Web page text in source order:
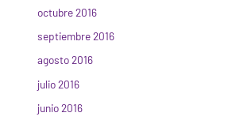
octubre 2016
septiembre 2016
agosto 2016
julio 2016
junio 2016